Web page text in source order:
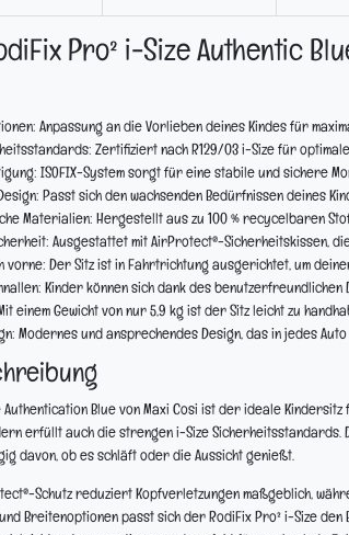
Pro² i-Size Authentic
Anpassung an die Vorlieben deines Kindes für
Zertifiziert nach R129/03 i-Size für
ISOFIX-System sorgt für eine stabile und sichere
Passt sich den wachsenden Bedürfnissen deines
Materialien: Hergestellt aus zu 100 % recycelbaren
Ausgestattet mit AirProtect®-Sicherheitskissen,
vorne: Der Sitz ist in Fahrtrichtung ausgerichtet, um
Kinder können sich dank des benutzerfreundlichen
einem Gewicht von nur 5,9 kg ist der Sitz leicht zu
Modernes und ansprechendes Design, das in jedes Auto
Authentication Blue von Maxi Cosi ist der ideale
erfüllt auch die strengen i-Size Sicherheitsstandards.
davon, ob es schläft oder die Aussicht genießt.
Schutz reduziert Kopfverletzungen maßgeblich,
Breitenoptionen passt sich der RodiFix Pro² i-Size